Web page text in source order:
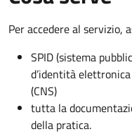
Per accedere al servizio,
SPID (sistema
d’identità
(CNS)
tutta la
della pratica.